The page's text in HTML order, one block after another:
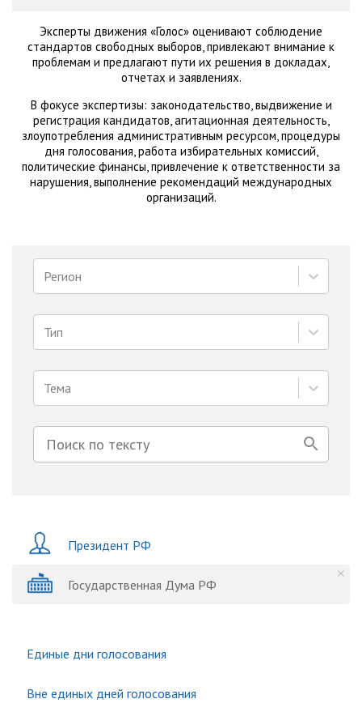
Эксперты движения «Голос» оценивают соблюдение
стандартов свободных выборов, привлекают внимание к
проблемам и предлагают пути их решения в докладах,
отчетах и заявлениях.
В фокусе экспертизы: законодательство, выдвижение и
регистрация кандидатов, агитационная деятельность,
злоупотребления административным ресурсом, процедуры
дня голосования, работа избирательных комиссий,
политические финансы, привлечение к ответственности за
нарушения, выполнение рекомендаций международных
организаций.
Регион
Тип
Тема
Президент РФ
Государственная Дума РФ
Единые дни голосования
Вне единых дней голосования